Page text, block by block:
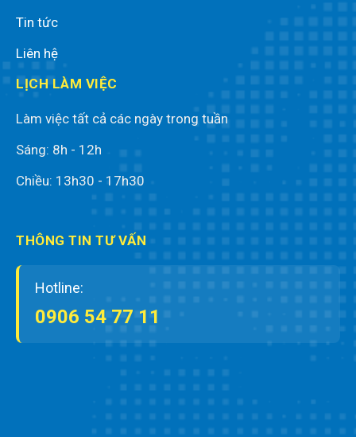
Tin tức
Liên hệ
LỊCH LÀM VIỆC
Làm việc tất cả các ngày trong tuần
Sáng: 8h - 12h
Chiều: 13h30 - 17h30
THÔNG TIN TƯ VẤN
Hotline:
0906 54 77 11